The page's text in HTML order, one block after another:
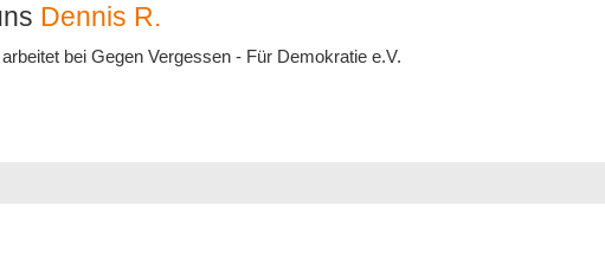
Dennis R.
bei Gegen Vergessen - Für Demokratie e.V.